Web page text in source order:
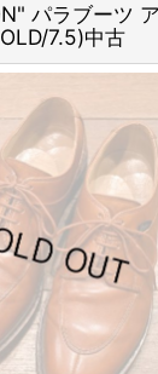
パラブーツ
7.5)中古